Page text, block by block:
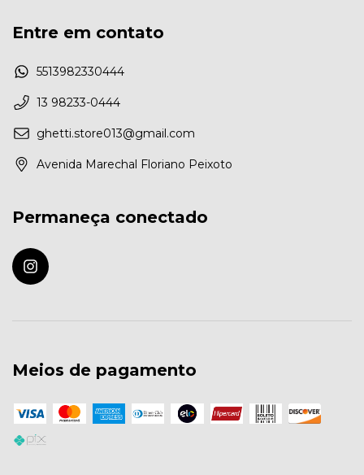
Entre em contato
5513982330444
13 98233-0444
ghetti.store013@gmail.com
Avenida Marechal Floriano Peixoto
Permaneça conectado
Meios de pagamento